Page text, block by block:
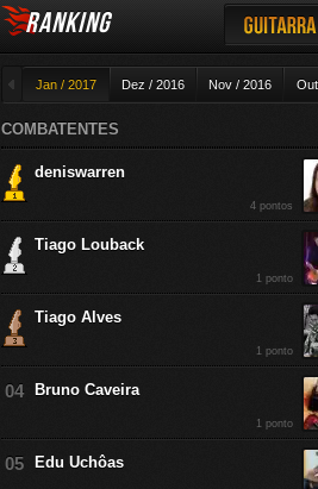
RANKING
Jan / 2017 Dez / 2016 Nov / 2016
Guitarra
COMBATENTES
deniswarren
4 pontos
Tiago Louback
1 ponto
Tiago Alves
1 ponto
Bruno Caveira
1 ponto
Edu Uchôas